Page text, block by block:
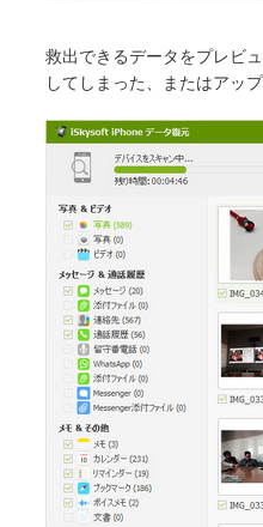
救出できるデータをプレビ
してしまった、またはアッ